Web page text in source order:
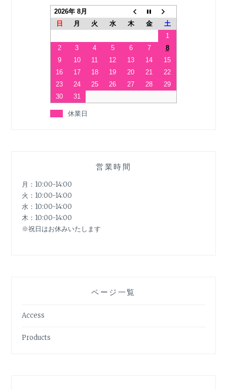
2026年 8月
日
月 火 水 木 金
土
1
2
3 4 5 6 7
8
9
10 11 12 13 14
15
16
17 18 19 20 21
22
23
24 25 26 27 28
29
30
31
休業日
営業時間
月：10:00-14:00
火：10:00-14:00
水：10:00-14:00
木：10:00-14:00
※祝日はお休みいたします
ページ一覧
Access
Products